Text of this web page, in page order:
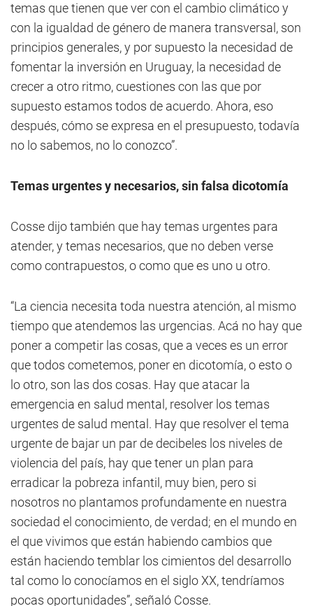
temas que tienen que ver con el cambio climático y
con la igualdad de género de manera transversal, son
principios generales, y por supuesto la necesidad de
fomentar la inversión en Uruguay, la necesidad de
crecer a otro ritmo, cuestiones con las que por
supuesto estamos todos de acuerdo. Ahora, eso
después, cómo se expresa en el presupuesto, todavía
no lo sabemos, no lo conozco”.
Temas urgentes y necesarios, sin falsa dicotomía
Cosse dijo también que hay temas urgentes para
atender, y temas necesarios, que no deben verse
como contrapuestos, o como que es uno u otro.
“La ciencia necesita toda nuestra atención, al mismo
tiempo que atendemos las urgencias. Acá no hay que
poner a competir las cosas, que a veces es un error
que todos cometemos, poner en dicotomía, o esto o
lo otro, son las dos cosas. Hay que atacar la
emergencia en salud mental, resolver los temas
urgentes de salud mental. Hay que resolver el tema
urgente de bajar un par de decibeles los niveles de
violencia del país, hay que tener un plan para
erradicar la pobreza infantil, muy bien, pero si
nosotros no plantamos profundamente en nuestra
sociedad el conocimiento, de verdad; en el mundo en
el que vivimos que están habiendo cambios que
están haciendo temblar los cimientos del desarrollo
tal como lo conocíamos en el siglo XX, tendríamos
pocas oportunidades”, señaló Cosse.